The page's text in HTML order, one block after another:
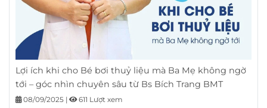
Lợi ích khi cho Bé bơi thuỷ liệu mà Ba Mẹ không ngờ
tới – góc nhìn chuyên sâu từ Bs Bích Trang BMT
08/09/2025 | 611 Lượt xem